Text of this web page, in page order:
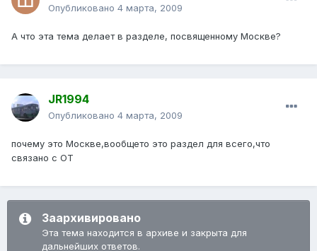
Опубликовано 4 марта, 2009
А что эта тема делает в разделе, посвященному Москве?
JR1994
Опубликовано 4 марта, 2009
почему это Москве,вообщето это раздел для всего,что
связано с ОТ
Заархивировано
Эта тема находится в архиве и закрыта для
дальнейших ответов.